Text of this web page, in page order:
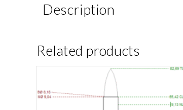
Description
Related products